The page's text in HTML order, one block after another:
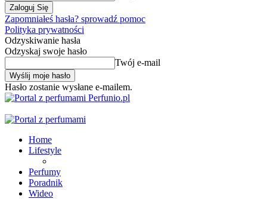
Zapomniałeś hasła? sprowadź pomoc
Polityka prywatności
Odzyskiwanie hasła
Odzyskaj swoje hasło
Twój e-mail
Hasło zostanie wysłane e-mailem.
Perfunio.pl
Home
Lifestyle
Perfumy
Poradnik
Wideo